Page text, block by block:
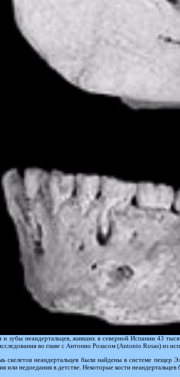
и зубы неандертальцев, живших в северной Испании 43
во главе с Антонио Розасом (Antonio Rosas) из
скелетов неандертальцев были найдены в системе пещер
или недоедания в детстве. Некоторые кости